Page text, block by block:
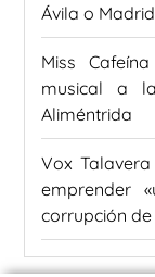
Ávila o Madrid
Miss
musical a
Aliméntrida
Vox
emprender
corrupción de